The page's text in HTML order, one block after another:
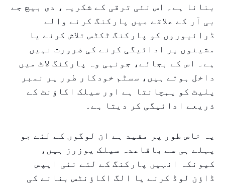
بنانا ہے۔ اس نئی ترقی کے شکریہ، دی بیچ جے
بی آر کے علاقے میں پارکنگ کرنے والے
ڈرائیوروں کو پارکنگ ٹکٹس تلاش کرنے یا
مشینوں پر ادائیگی کرنے کی ضرورت نہیں
ہے۔ اس کے بجائے، جونہی وہ پارکنگ لاٹ میں
داخل ہوتے ہیں، سسٹم خودکار طور پر نمبر
پلیٹ کو پہچانتا ہے اور سیلک اکاؤنٹ کے
ذریعے ادائیگی کر دیتا ہے۔
یہ خاص طور پر مفید ہے ان لوگوں کے لئے جو
پہلے ہی سے باقاعدہ سیلک یوزرز ہیں،
کیونکہ انہیں پارکنگ کے لئے نئی ایپس
ڈاؤن لوڈ کرنے یا الگ اکاؤنٹس بنانے کی